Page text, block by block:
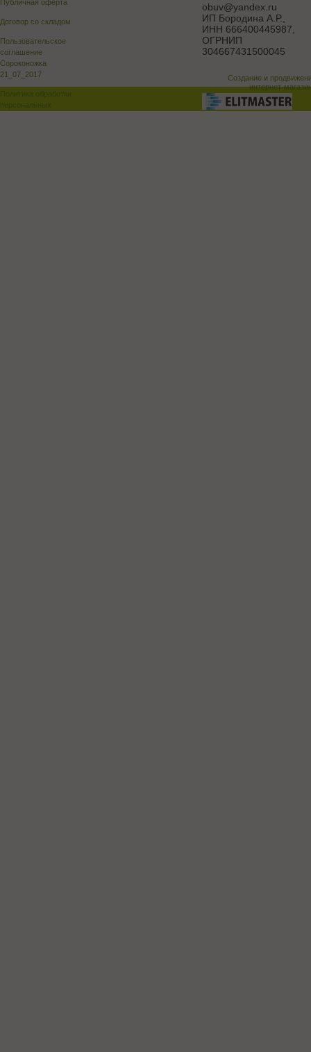
Публичная оферта
Договор со складом
Пользовательское
соглашение
Сороконожка
21_07_2017
obuv@yandex.ru
ИП Бородина А.Р.
ИНН 666400445987,
ОГРНИП
304667431500045
Создание и
интернет-